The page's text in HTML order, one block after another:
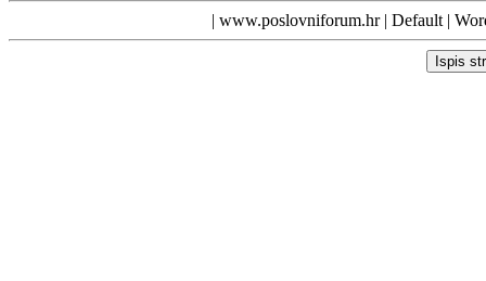
| www.poslovniforum.hr| Default |